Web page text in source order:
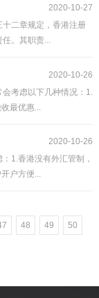
2020-10-27
二章规定，香港注册
。其职责...
2020-10-26
考虑以下几种情况：1.
最优惠...
2020-10-26
1.香港没有外汇管制，
户方便...
48 49 50